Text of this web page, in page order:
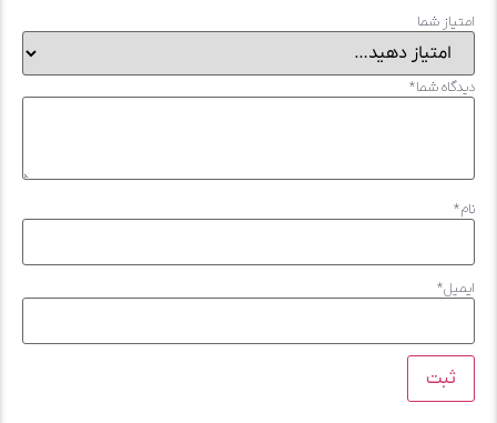
امتیاز شما
دیدگاه شما*
ایمیل*